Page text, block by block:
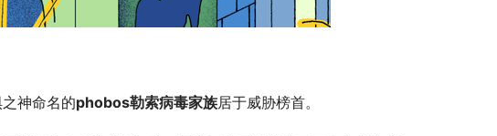
神命名的phobos勒索病毒家族居于威胁榜首。